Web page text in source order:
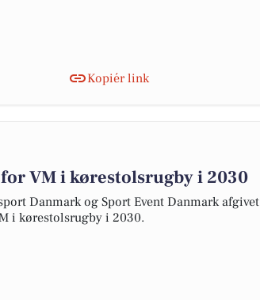
Kopiér link
VM i kørestolsrugby i 2030
Danmark og Sport Event Danmark afgivet
i kørestolsrugby i 2030.